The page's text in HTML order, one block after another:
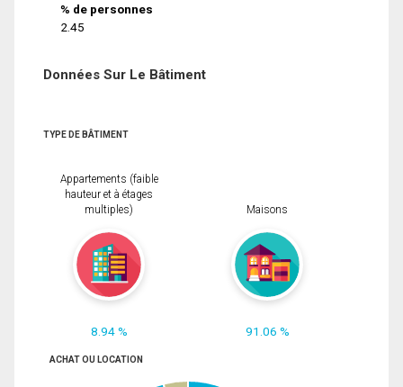
% de personnes
2.45
Données Sur Le Bâtiment
TYPE DE BÂTIMENT
Appartements (faible
hauteur et à étages
multiples)
8.94 %
Maisons
91.06 %
ACHAT OU LOCATION